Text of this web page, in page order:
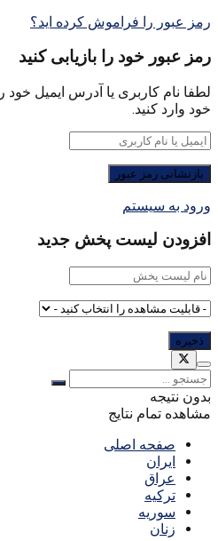
رمز عبور را فراموش کرده اید؟
رمز عبور خود را بازیابی کنید
لطفا نام کاربری یا آدرس ایمیل خود
خود وارد کنید.
ورود به سیستم
افزودن لیست پخش جدید
بدون نتیجه
مشاهده تمام نتایج
صفحه اصلی
ایران
عراق
ترکیه
سوریه
زنان